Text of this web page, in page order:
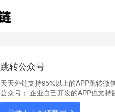
跳转公众号
天天外链支持95%以上的APP跳转微
公众号； 企业自己开发的APP也支持